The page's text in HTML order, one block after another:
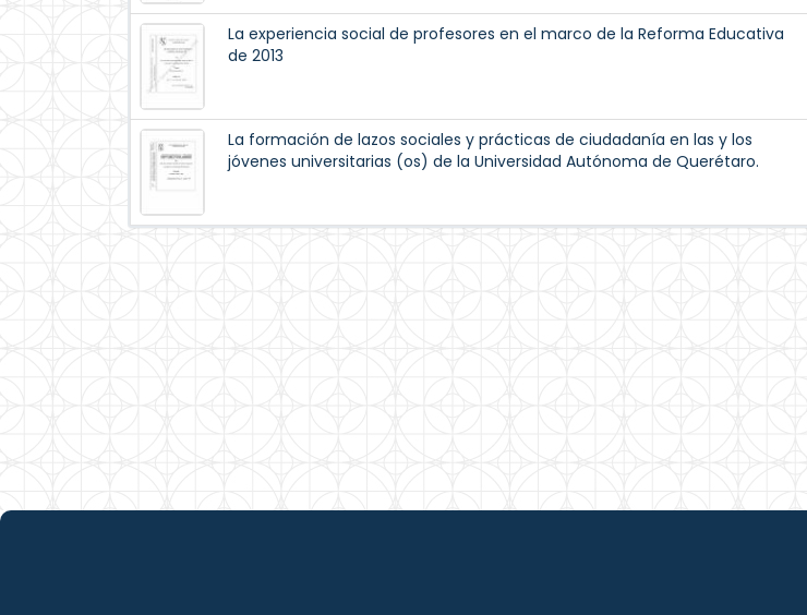
La experiencia social de profesores en el marco de la Reforma Educativa
de 2013
La formación de lazos sociales y prácticas de ciudadanía en las y los
jóvenes universitarias (os) de la Universidad Autónoma de Querétaro.